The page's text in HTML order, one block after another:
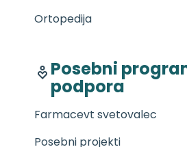
Ortopedija
Posebni
podpora
Farmacevt svetovalec
Posebni projekti